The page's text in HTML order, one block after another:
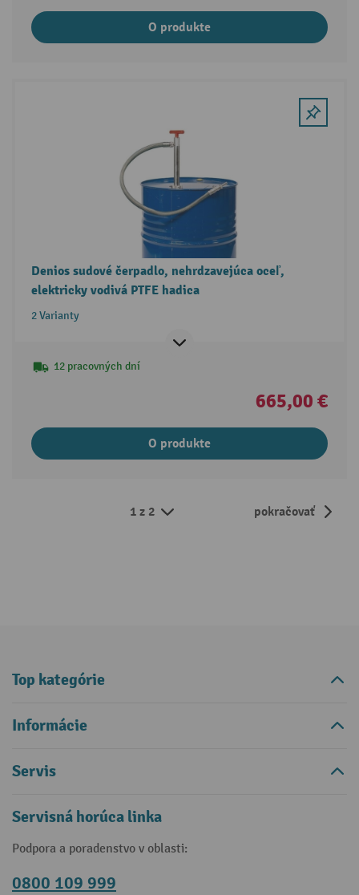
O produkte
Denios sudové čerpadlo, nehrdzavejúca oceľ,
elektricky vodivá PTFE hadica
2 Varianty
12 pracovných dní
665,00 €
O produkte
1 z 2 pokračovať
Top kategórie
Informácie
Servis
Servisná horúca linka
Podpora a poradenstvo v oblasti:
0800 109 999